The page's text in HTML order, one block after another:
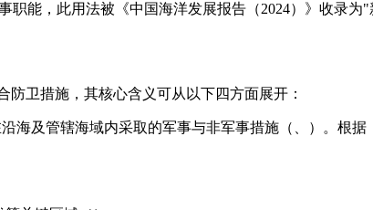
，此用法被《中国海洋发展报告（2024）》收录为"新
卫措施，其核心含义可从以下四方面展开：
海及管辖海域内采取的军事与非军事措施（、）。根